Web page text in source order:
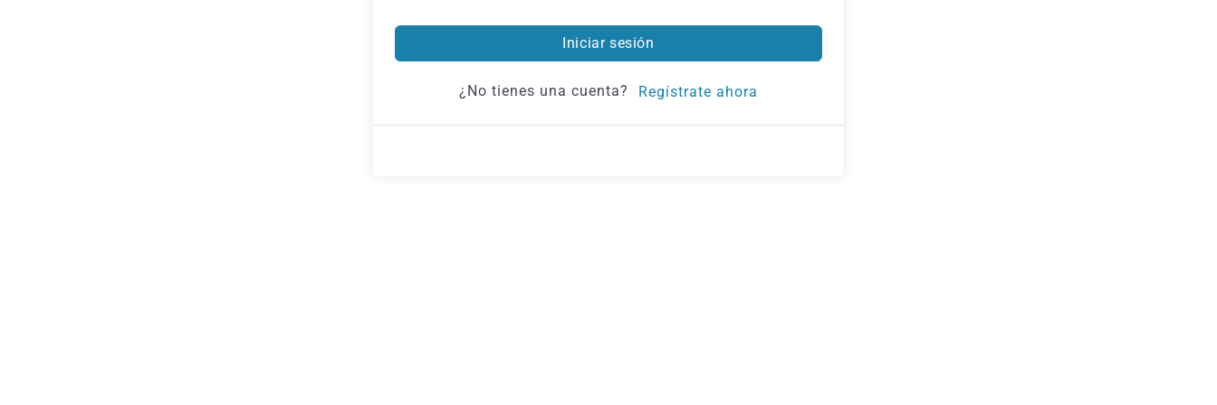
Iniciar sesión
¿No tienes una cuenta? Regístrate ahora